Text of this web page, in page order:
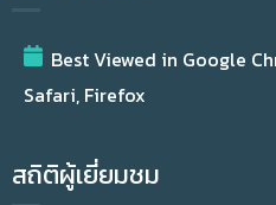
Best Viewed in Google
Safari, Firefox
สถิติผู้เยี่ยมชม